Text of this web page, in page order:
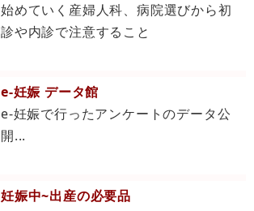
始めていく産婦人科、病院選びから初
診や内診で注意すること
e-妊娠 データ館
e-妊娠で行ったアンケートのデータ公
開...
妊娠中~出産の必要品